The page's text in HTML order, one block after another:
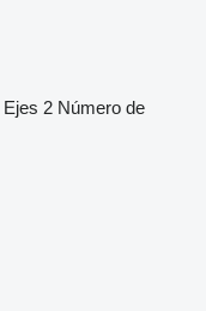
Ejes 2 Número de